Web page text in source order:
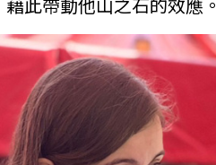
此帶動他山之石的效應。